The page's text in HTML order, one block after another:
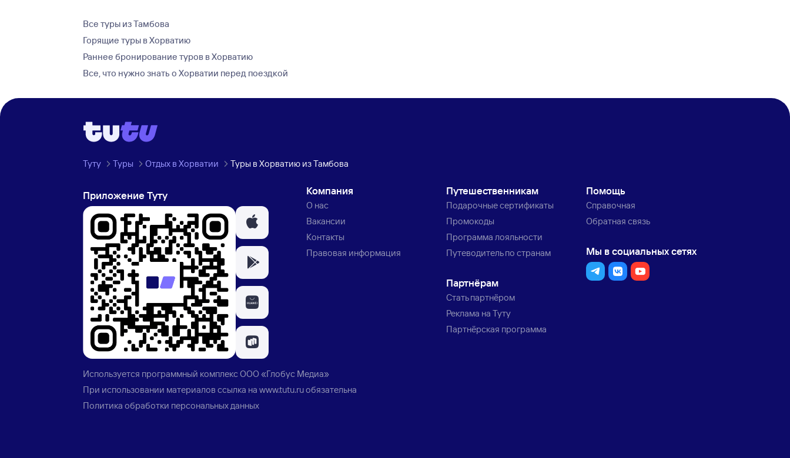
Все туры из Тамбова
Горящие туры в Хорватию
Раннее бронирование туров в Хорватию
Все, что нужно знать о Хорватии перед поездкой
Туту Туры Отдых в Хорватии Туры в Хорватию из Тамбова
Приложение Туту Компания
О нас
Вакансии
Контакты
Правовая информация
Путешественникам
Подарочные сертификаты
Промокоды
Программа лояльности
Путеводитель по странам
Партнёрам
Стать партнёром
Реклама на Туту
Партнёрская программа
Помощь
Справочная
Обратная связь
Мы в социальных сетях
Используется программный комплексООО «Глобус Медиа»
При использовании материалов ссылка наwww.tutu.ruобязательна
Политика обработки персональных данных